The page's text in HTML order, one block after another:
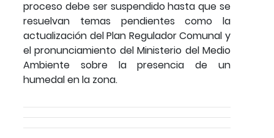
proceso debe ser suspendido hasta que se
resuelvan temas pendientes como la
actualización del Plan Regulador Comunal y
el pronunciamiento del Ministerio del Medio
Ambiente sobre la presencia de un
humedal en la zona.